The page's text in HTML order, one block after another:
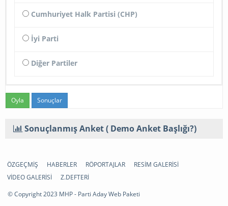
Cumhuriyet Halk Partisi (CHP)
İyi Parti
Diğer Partiler
Sonuçlar
Sonuçlanmış Anket ( Demo Anket Başlığı?)
ÖZGEÇMİŞ HABERLER RÖPORTAJLAR
RESİM GALERİSİ
VİDEO GALERİSİ
Z.DEFTERİ
© Copyright 2023 MHP - Parti Aday Web Paketi